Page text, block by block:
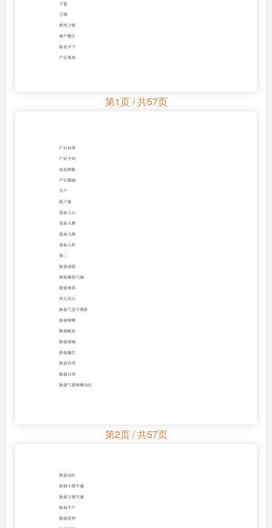
第1页 / 共57页
第2页 / 共57页